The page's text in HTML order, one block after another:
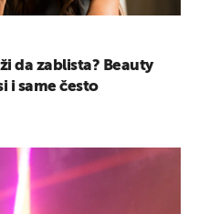
da zablista? Beauty
i same često